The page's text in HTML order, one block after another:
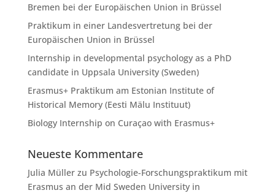
Bremen bei der Europäischen Union in Brüssel
Praktikum in einer Landesvertretung bei der
Europäischen Union in Brüssel
Internship in developmental psychology as a PhD
candidate in Uppsala University (Sweden)
Erasmus+ Praktikum am Estonian Institute of
Historical Memory (Eesti Mälu Instituut)
Biology Internship on Curaçao with Erasmus+
Neueste Kommentare
Julia Müllerzu Psychologie-Forschungspraktikum mit
Erasmus an der Mid Sweden University in